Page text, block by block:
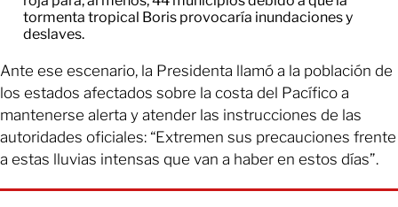
tormenta tropical Boris provocaría inundaciones y
deslaves.
Ante ese escenario, la Presidenta llamó a la población de
los estados afectados sobre la costa del Pacífico a
mantenerse alerta y atender las instrucciones de las
autoridades oficiales: “Extremen sus precauciones frente
a estas lluvias intensas que van a haber en estos días”.